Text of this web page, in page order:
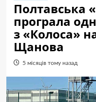
Полтавська
програла
з «Колоса»
Щанова
5 місяців тому назад